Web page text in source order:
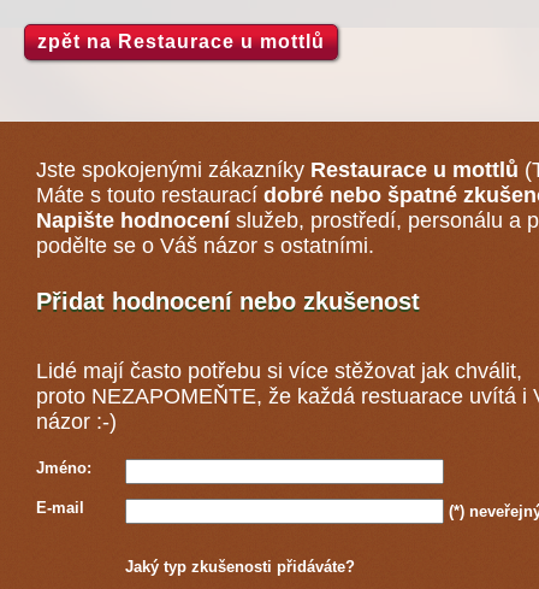
zpět na Restaurace u mottlů
Jste spokojenými zákazníky Restaurace u mottlů
Máte s touto restaurací dobré nebo špatné
Napište hodnocení služeb, prostředí, personálu a
podělte se o Váš názor s ostatními.
Přidat hodnocení nebo zkušenost
Lidé mají často potřebu si více stěžovat jak chválit,
proto NEZAPOMEŇTE, že každá restuarace uvítá i
názor :-)
Jméno:
E-mail (*)
Jaký typ zkušenosti přidáváte?